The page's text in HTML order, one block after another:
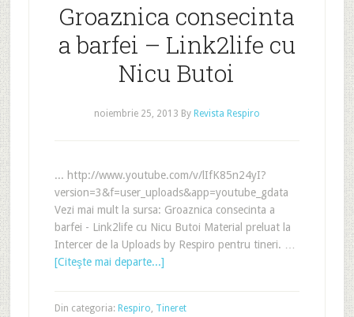
Groaznica consecinta
a barfei – Link2life cu
Nicu Butoi
noiembrie 25, 2013 By Revista Respiro
... http://www.youtube.com/v/lIfK85n24yI?
version=3&f=user_uploads&app=youtube_gdata
Vezi mai mult la sursa: Groaznica consecinta a
barfei - Link2life cu Nicu Butoi Material preluat la
Intercer de la Uploads by Respiro pentru tineri. …
[Citeşte mai departe...]
Din categoria: Respiro, Tineret